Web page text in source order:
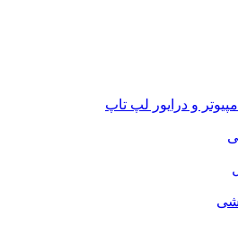
و درایور لپ تاپ